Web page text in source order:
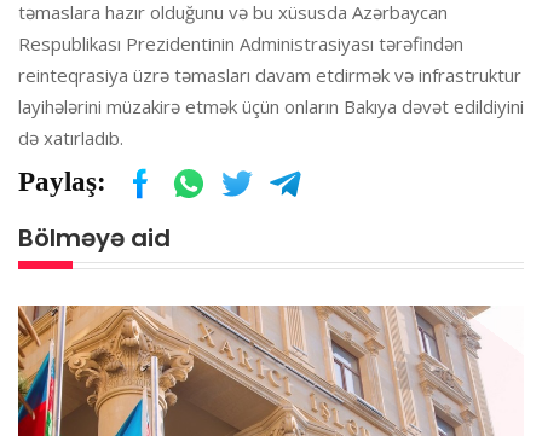
təmaslara hazır olduğunu və bu xüsusda Azərbaycan
Respublikası Prezidentinin Administrasiyası tərəfindən
reinteqrasiya üzrə təmasları davam etdirmək və infrastruktur
layihələrini müzakirə etmək üçün onların Bakıya dəvət edildiyini
də xatırladıb.
Paylaş:
Bölməyə aid